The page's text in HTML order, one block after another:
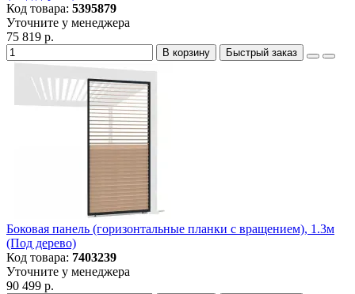
Код товара: 5395879
Уточните у менеджера
75 819 р.
В корзину Быстрый заказ
Боковая панель (горизонтальные планки с вращением), 1.3м
(Под дерево)
Код товара: 7403239
Уточните у менеджера
90 499 р.